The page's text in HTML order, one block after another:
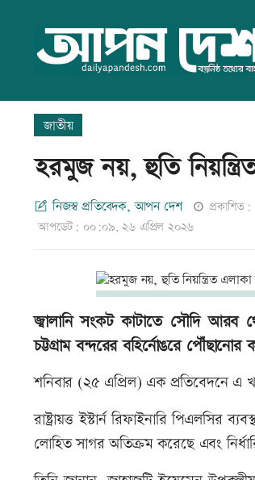
জাতীয়
হরমুজ নয়, হুতি
নিজস্ব প্রতিবেদক, আপন দেশ
আপডেট: ০০:০৯, ২৬ এপ্রিল ২০২৬
জ্বালানি সংকট কাটাতে সৌদি
চট্টগ্রাম বন্দরের বহির্নোঙরে পৌঁছানোর
শনিবার (২৫ এপ্রিল) এক প্রতিবেদনে এ
রাষ্ট্রায়ত্ত ইস্টার্ন রিফাইনারি
লোহিত সাগর অতিক্রম করেছে এবং